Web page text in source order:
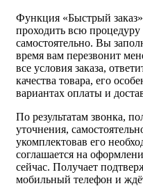
Функция «Быстрый
проходить всю процедуру
самостоятельно. Вы
время вам перезвонит
все условия заказа,
качества товара, его
вариантах оплаты и
По результатам звонка,
уточнения,
укомплектовав его
соглашается на
сейчас. Получает
мобильный телефон и